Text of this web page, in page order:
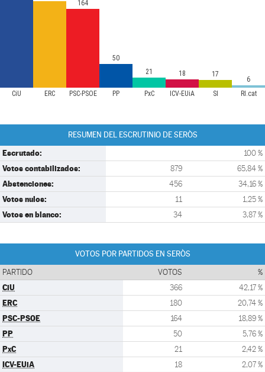
CiU ERC PSC-PSOE PP PxC ICV-EUiA SI RI.cat
164
50
21
18 17
6
RESUMEN DEL ESCRUTINIO DE SERÒS
Escrutado: 100 %
Votos contabilizados: 879 65,84 %
Abstenciones: 456 34,16 %
Votos nulos: 11 1,25 %
Votos en blanco: 34 3,87 %
VOTOS POR PARTIDOS EN SERÒS
PARTIDO VOTOS %
CiU 366 42,17 %
ERC 180 20,74 %
PSC-PSOE 164 18,89 %
PP 50 5,76 %
PxC 21 2,42 %
ICV-EUiA 18 2,07 %